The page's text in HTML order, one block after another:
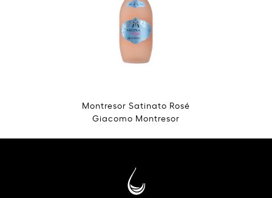
Montresor Satinato Rosé
Giacomo Montresor